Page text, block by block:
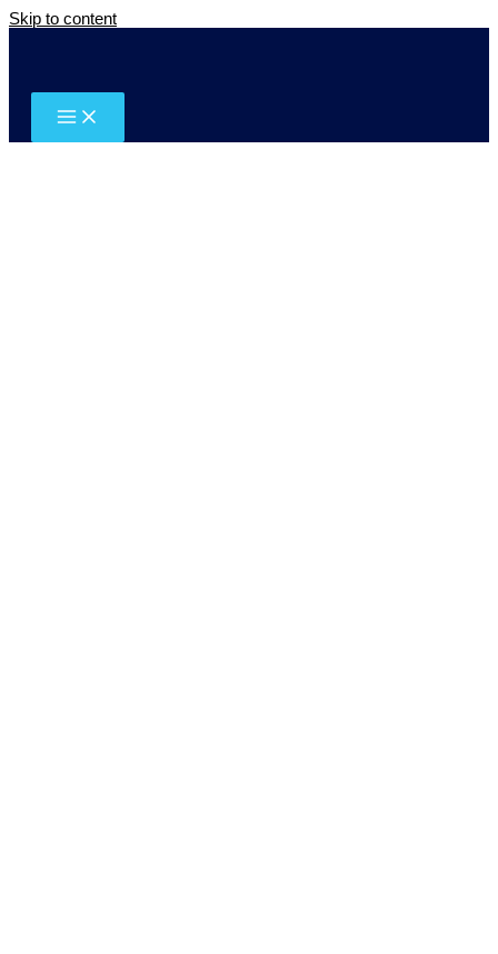
Skip to content